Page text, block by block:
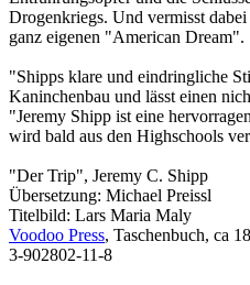
Drogenkriegs. Und vermisst
ganz eigenen "American Dream".
"Shipps klare und eindringliche
Kaninchenbau und lässt einen
"Jeremy Shipp ist eine
wird bald aus den Highschools
"Der Trip", Jeremy C. Shipp
Übersetzung: Michael Preissl
Titelbild: Lars Maria Maly
Voodoo Press, Taschenbuch, ca
3-902802-11-8